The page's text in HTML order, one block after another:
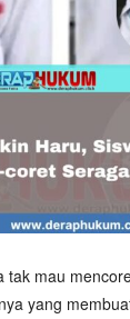
tak mau
yang